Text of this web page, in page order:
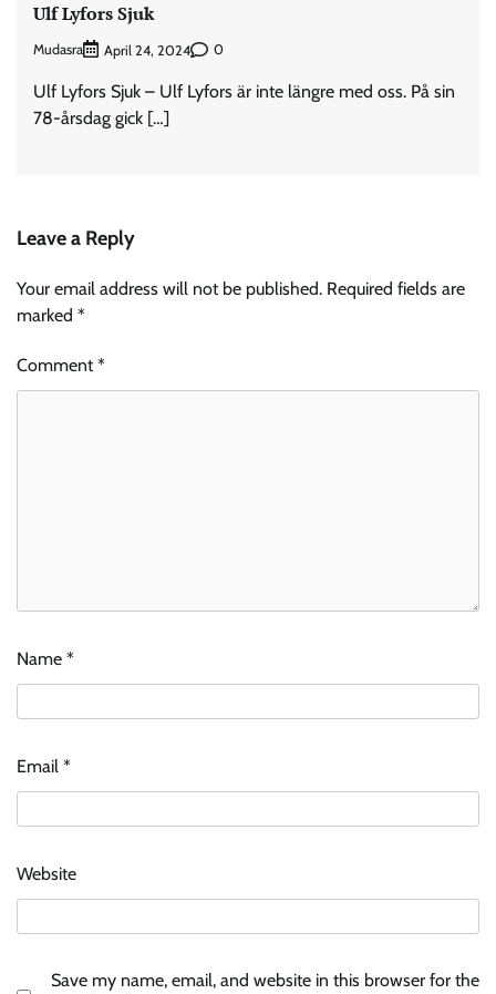
Ulf Lyfors Sjuk
Mudasra April 24, 2024 0
Ulf Lyfors Sjuk – Ulf Lyfors är inte längre med oss. På sin
78-årsdag gick […]
Leave a Reply
Your email address will not be published. Required fields are
marked *
Comment*
Name *
Email *
Website
Save my name, email, and website in this browser for the